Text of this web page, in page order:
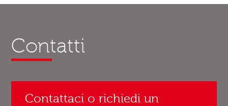
Contatti
Contattaci o richiedi un